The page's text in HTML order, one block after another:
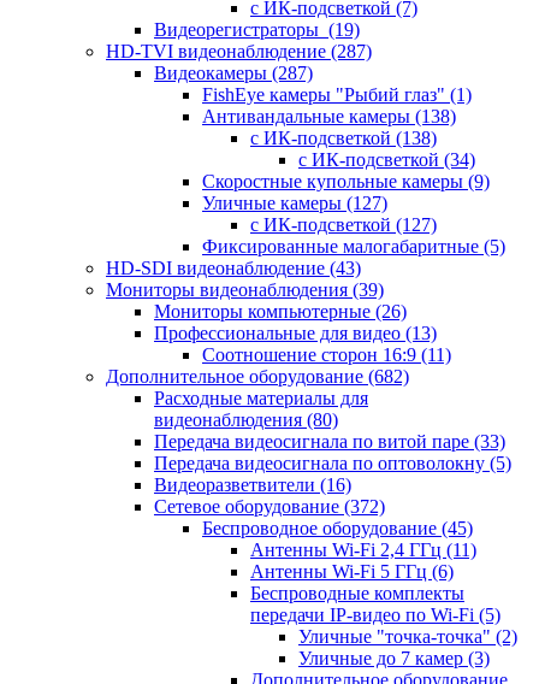
с ИК-подсветкой (7)
Видеорегистраторы (19)
HD-TVI видеонаблюдение (287)
Видеокамеры (287)
FishEye камеры "Рыбий глаз" (1)
Антивандальные камеры (138)
с ИК-подсветкой (138)
с ИК-подсветкой (34)
Скоростные купольные камеры (9)
Уличные камеры (127)
с ИК-подсветкой (127)
Фиксированные малогабаритные (5)
HD-SDI видеонаблюдение (43)
Мониторы видеонаблюдения (39)
Мониторы компьютерные (26)
Профессиональные для видео (13)
Соотношение сторон 16:9 (11)
Дополнительное оборудование (682)
Расходные материалы для
видеонаблюдения (80)
Передача видеосигнала по витой паре (33)
Передача видеосигнала по оптоволокну (5)
Видеоразветвители (16)
Сетевое оборудование (372)
Беспроводное оборудование (45)
Антенны Wi-Fi 2,4 ГГц (11)
Антенны Wi-Fi 5 ГГц (6)
Беспроводные комплекты
передачи IP-видео по Wi-Fi (5)
Уличные "точка-точка" (2)
Уличные до 7 камер (3)
Дополнительное оборудование